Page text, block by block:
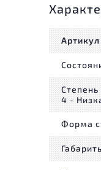
Артикул
Степень
4 -
Форма